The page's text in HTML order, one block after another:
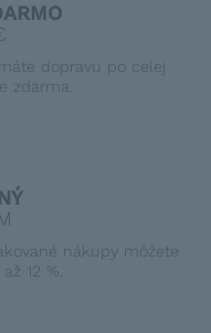
dopravu po celej
zdarma.
nákupy môžete
12 %.